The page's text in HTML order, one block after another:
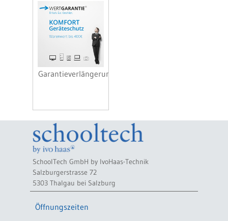
Garantieverlängerungen
SchoolTech GmbH by IvoHaas-Technik
Salzburgerstrasse 72
5303 Thalgau bei Salzburg
Öffnungszeiten